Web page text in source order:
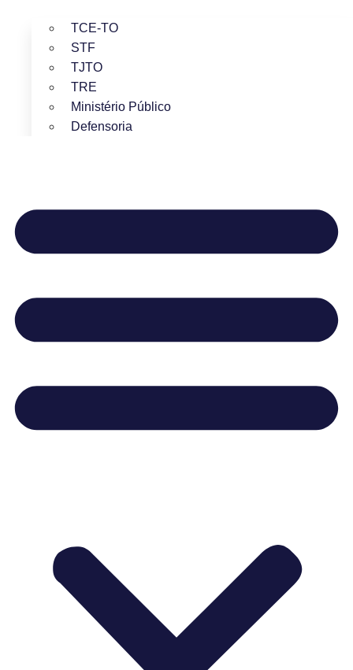
TCE-TO
STF
TJTO
TRE
Ministério Público
Defensoria